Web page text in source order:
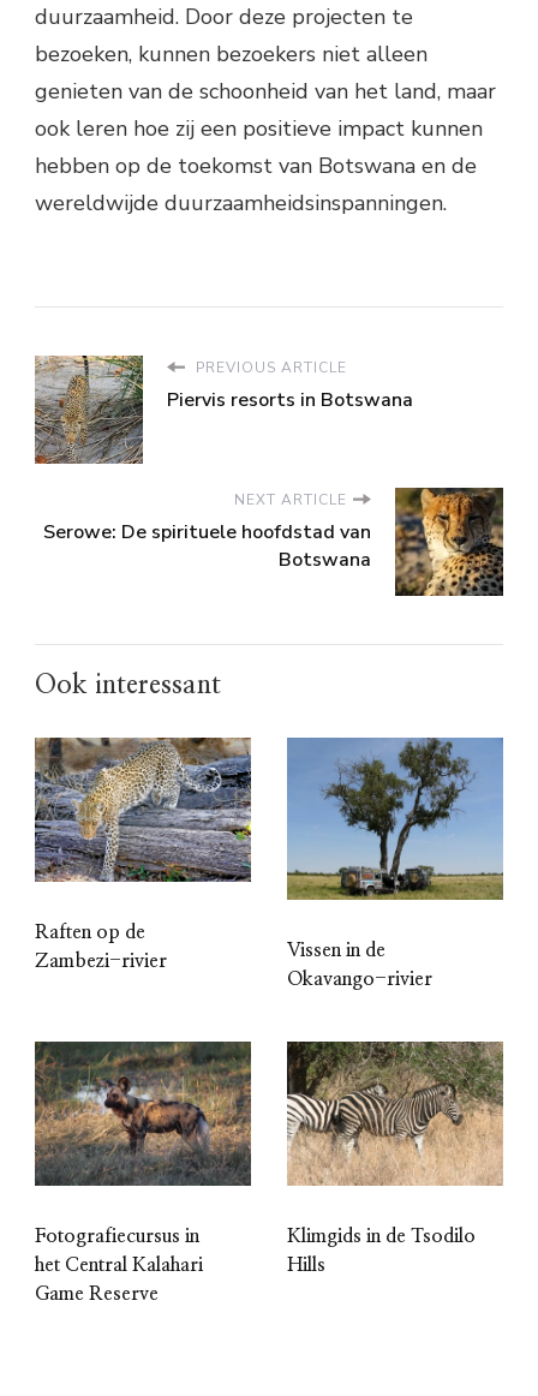
duurzaamheid. Door deze projecten te
bezoeken, kunnen bezoekers niet alleen
genieten van de schoonheid van het land, maar
ook leren hoe zij een positieve impact kunnen
hebben op de toekomst van Botswana en de
wereldwijde duurzaamheidsinspanningen.
PREVIOUS ARTICLE
Piervis resorts in Botswana
NEXT ARTICLE
Serowe: De spirituele hoofdstad van
Botswana
Ook interessant
Raften op de
Zambezi-rivier
Vissen in de
Okavango-rivier
Fotografiecursus in
het Central Kalahari
Game Reserve
Klimgids in de Tsodilo
Hills